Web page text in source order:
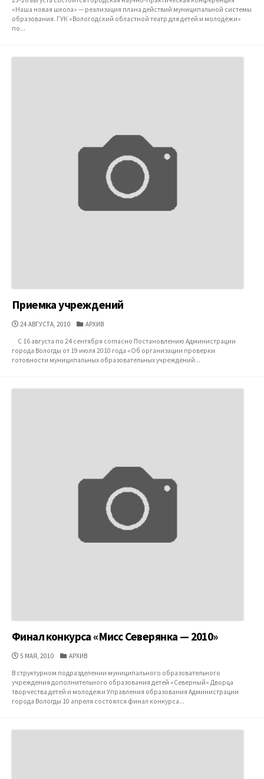
«Наша новая школа» — реализация плана действий муниципальной системы
образования. ГУК «Вологодский областной театр для детей и молодёжи»
по...
Приемка учреждений
ДАТА
24 АВГУСТА, 2010 КАТЕГОРИИ
АРХИВ
С 16 августа по 24 сентября согласно Постановлению Администрации
города Вологды от 19 июля 2010 года «Об организации проверки
готовности муниципальных образовательных учреждений...
Финал конкурса «Мисс Северянка — 2010»
ДАТА
5 МАЯ, 2010 КАТЕГОРИИ
АРХИВ
В структурном подразделении муниципального образовательного
учреждения дополнительного образования детей «Северный» Дворца
творчества детей и молодежи Управления образования Администрации
города Вологды 10 апреля состоялся финал конкурса...